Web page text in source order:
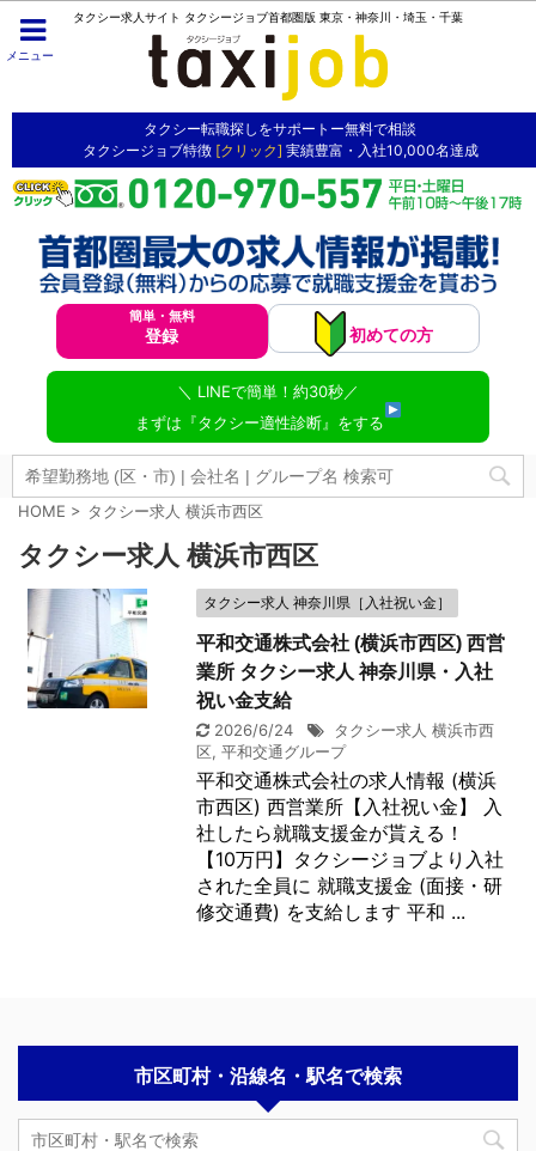
メニュー
タクシー求人サイト タクシージョブ首都圏版 東京・神奈川・埼玉・千葉
タクシー転職探しをサポートー無料で相談
タクシージョブ特徴 [クリック] 実績豊富・入社10,000名達成
簡単・無料
登録 初めての方
＼ LINEで簡単！約30秒／
まずは『タクシー適性診断』をする
HOME > タクシー求人 横浜市西区
タクシー求人 横浜市西区
タクシー求人 神奈川県［入社祝い金］
平和交通株式会社 (横浜市西区) 西営
業所 タクシー求人 神奈川県・入社
祝い金支給
2026/6/24
タクシー求人 横浜市西
区, 平和交通グループ
平和交通株式会社の求人情報 (横浜
市西区) 西営業所【入社祝い金】 入
社したら就職支援金が貰える！
【10万円】タクシージョブより入社
された全員に 就職支援金 (面接・研
修交通費) を支給します 平和 ...
市区町村・沿線名・駅名で検索